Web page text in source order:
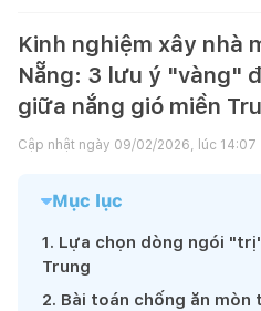
Kinh nghiệm xây nhà
Nẵng: 3 lưu ý "vàng"
giữa nắng gió miền
Cập nhật ngày 09/02/2026, lúc 14:07
Mục lục
1. Lựa chọn dòng ngói
Trung
2. Bài toán chống ăn mòn